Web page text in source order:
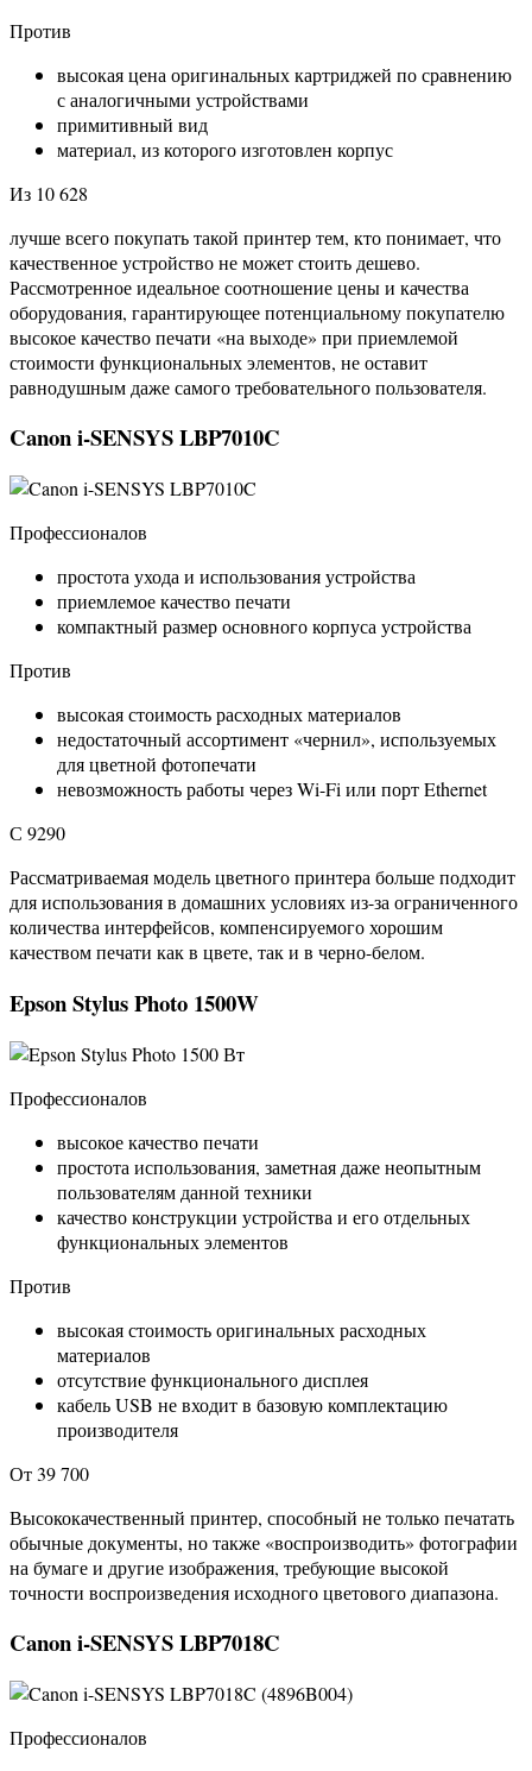
Против
высокая цена оригинальных картриджей по сравнению
с аналогичными устройствами
примитивный вид
материал, из которого изготовлен корпус
Из 10 628
лучше всего покупать такой принтер тем, кто понимает, что
качественное устройство не может стоить дешево.
Рассмотренное идеальное соотношение цены и качества
оборудования, гарантирующее потенциальному покупателю
высокое качество печати «на выходе» при приемлемой
стоимости функциональных элементов, не оставит
равнодушным даже самого требовательного пользователя.
Canon i-SENSYS LBP7010C
Профессионалов
простота ухода и использования устройства
приемлемое качество печати
компактный размер основного корпуса устройства
Против
высокая стоимость расходных материалов
недостаточный ассортимент «чернил», используемых
для цветной фотопечати
невозможность работы через Wi-Fi или порт Ethernet
С 9290
Рассматриваемая модель цветного принтера больше подходит
для использования в домашних условиях из-за ограниченного
количества интерфейсов, компенсируемого хорошим
качеством печати как в цвете, так и в черно-белом.
Epson Stylus Photo 1500W
Профессионалов
высокое качество печати
простота использования, заметная даже неопытным
пользователям данной техники
качество конструкции устройства и его отдельных
функциональных элементов
Против
высокая стоимость оригинальных расходных
материалов
отсутствие функционального дисплея
кабель USB не входит в базовую комплектацию
производителя
От 39 700
Высококачественный принтер, способный не только печатать
обычные документы, но также «воспроизводить» фотографии
на бумаге и другие изображения, требующие высокой
точности воспроизведения исходного цветового диапазона.
Canon i-SENSYS LBP7018C
Профессионалов